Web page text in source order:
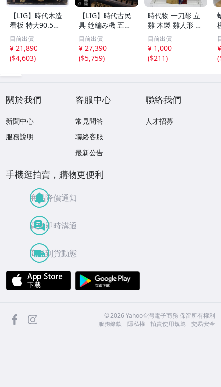
【LIG】時代木造
看板 特大90.5㎝
金彩 本舗 高田徳
左衛門 古美術品
2606.676
目前出價
¥ 21,890
($4,603)
【LIG】時代古民
具 筵編み機 五点
むしろ編み 筬 お
さ 農具 古道具 26
04.458
目前出價
¥ 27,390
($5,759)
時代物 一刀彫 立
雛 木製 雛人形 木
彫彩色 小型 2.2×
3.5×H5.7cm ひな
祭り 郷土玩具 木
工芸 置物 木彫人
目前出價
¥ 1,000
($211)
(
關於我們
新聞中心
服務說明
客服中心
常見問答
聯絡客服
最新公告
聯絡我們
人才招募
手機逛拍賣，購物更便利
商品降價通知
買賣即時溝通
商品到貨動態
APP Store
facebook ©2026 Yahoo台灣電子商務 保留所有權利
服務條款
隱私權 拍賣使用規範 交易安全